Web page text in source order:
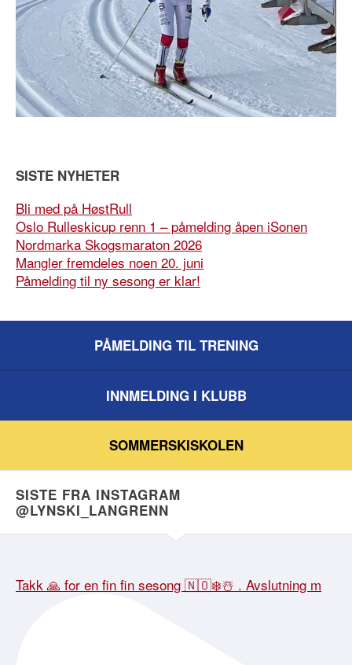
SISTE NYHETER
Bli med på HøstRull
Oslo Rulleskicup renn 1 – påmelding åpen iSonen
Nordmarka Skogsmaraton 2026
Mangler fremdeles noen 20. juni
Påmelding til ny sesong er klar!
PÅMELDING TIL TRENING
INNMELDING I KLUBB
SOMMERSKISKOLEN
SISTE FRA INSTAGRAM
@LYNSKI_LANGRENN
Takk 🙏 for en fin fin sesong 🇳🇴❄️☃️ . Avslutning m